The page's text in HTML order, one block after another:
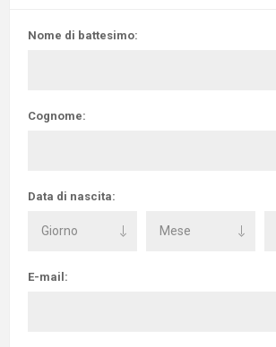
Nome di battesimo:
Cognome:
Data di nascita:
E-mail: